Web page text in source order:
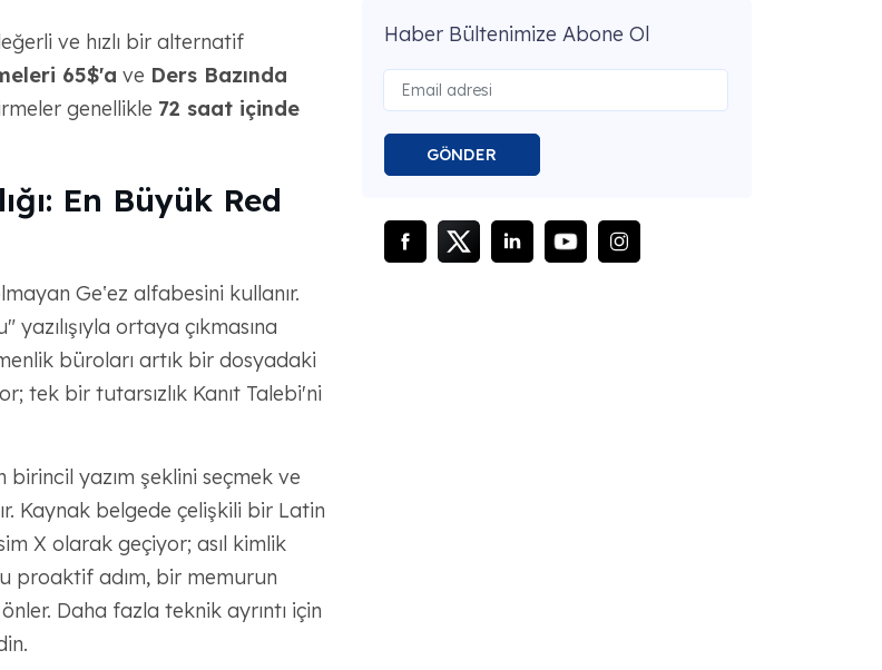
ve hızlı bir alternatif
65$'a ve Ders Bazında
genellikle 72 saat içinde
En Büyük Red
Geʽez alfabesini kullanır.
ortaya çıkmasına
büroları artık bir dosyadaki
tek bir tutarsızlık Kanıt Talebi'ni
yazım şeklini seçmek ve
Kaynak belgede çelişkili bir Latin
X olarak geçiyor; asıl kimlik
proaktif adım, bir memurun
Daha fazla teknik ayrıntı için
Haber Bültenimize Abone Ol
GÖNDER